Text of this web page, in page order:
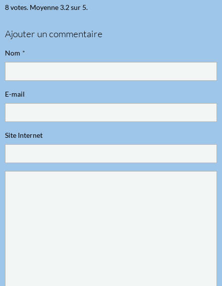
8votes. Moyenne 3.2sur 5.
Ajouter un commentaire
Nom
E-mail
Site Internet